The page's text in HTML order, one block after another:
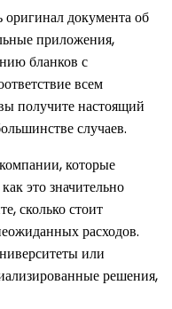
документа об
приложения,
бланков с
всем
получите настоящий
случаев.
которые
это значительно
сколько стоит
расходов.
или
решения,